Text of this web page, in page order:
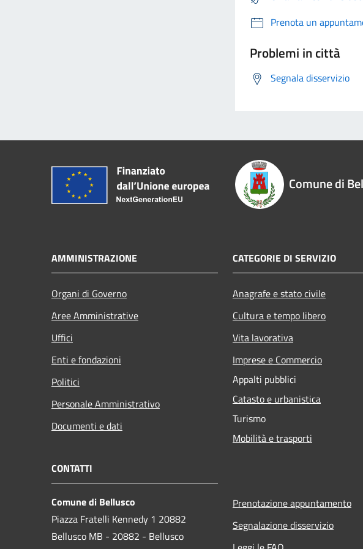
Prenota un
Problemi in città
Segnala disservizio
Comune di
AMMINISTRAZIONE
Organi di Governo
Aree Amministrative
Uffici
Enti e fondazioni
Politici
Personale Amministrativo
Documenti e dati
CATEGORIE DI SERVIZIO
Anagrafe e stato civile
Cultura e tempo libero
Vita lavorativa
Imprese e Commercio
Appalti pubblici
Catasto e urbanistica
Turismo
Mobilità e trasporti
CONTATTI
Comune di Bellusco
Piazza Fratelli Kennedy 1 20882
Bellusco MB - 20882 - Bellusco
Prenotazione appuntamento
Segnalazione disservizio